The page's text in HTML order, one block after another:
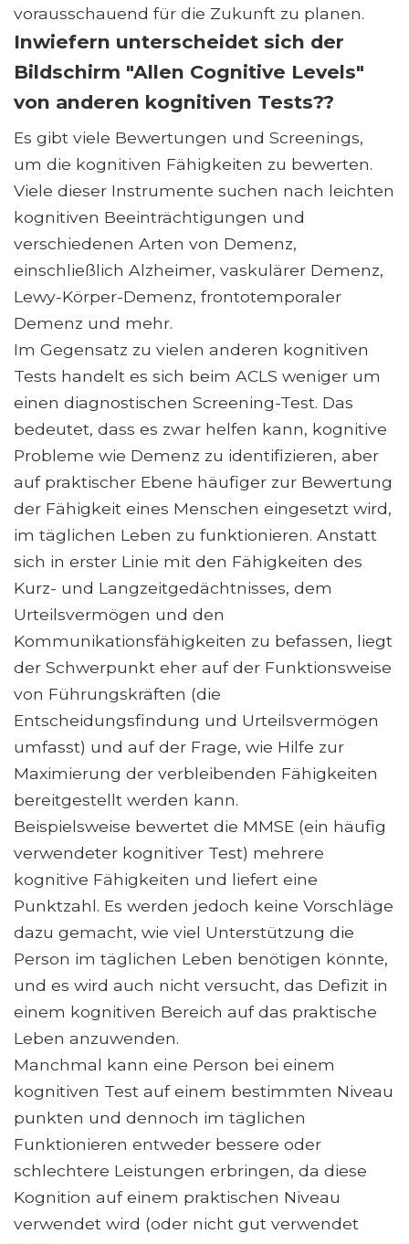
vorausschauend für die Zukunft zu planen.
Inwiefern unterscheidet sich der
Bildschirm "Allen Cognitive Levels"
von anderen kognitiven Tests??
Es gibt viele Bewertungen und Screenings,
um die kognitiven Fähigkeiten zu bewerten.
Viele dieser Instrumente suchen nach leichten
kognitiven Beeinträchtigungen und
verschiedenen Arten von Demenz,
einschließlich Alzheimer, vaskulärer Demenz,
Lewy-Körper-Demenz, frontotemporaler
Demenz und mehr.
Im Gegensatz zu vielen anderen kognitiven
Tests handelt es sich beim ACLS weniger um
einen diagnostischen Screening-Test. Das
bedeutet, dass es zwar helfen kann, kognitive
Probleme wie Demenz zu identifizieren, aber
auf praktischer Ebene häufiger zur Bewertung
der Fähigkeit eines Menschen eingesetzt wird,
im täglichen Leben zu funktionieren. Anstatt
sich in erster Linie mit den Fähigkeiten des
Kurz- und Langzeitgedächtnisses, dem
Urteilsvermögen und den
Kommunikationsfähigkeiten zu befassen, liegt
der Schwerpunkt eher auf der Funktionsweise
von Führungskräften (die
Entscheidungsfindung und Urteilsvermögen
umfasst) und auf der Frage, wie Hilfe zur
Maximierung der verbleibenden Fähigkeiten
bereitgestellt werden kann.
Beispielsweise bewertet die MMSE (ein häufig
verwendeter kognitiver Test) mehrere
kognitive Fähigkeiten und liefert eine
Punktzahl. Es werden jedoch keine Vorschläge
dazu gemacht, wie viel Unterstützung die
Person im täglichen Leben benötigen könnte,
und es wird auch nicht versucht, das Defizit in
einem kognitiven Bereich auf das praktische
Leben anzuwenden.
Manchmal kann eine Person bei einem
kognitiven Test auf einem bestimmten Niveau
punkten und dennoch im täglichen
Funktionieren entweder bessere oder
schlechtere Leistungen erbringen, da diese
Kognition auf einem praktischen Niveau
verwendet wird (oder nicht gut verwendet